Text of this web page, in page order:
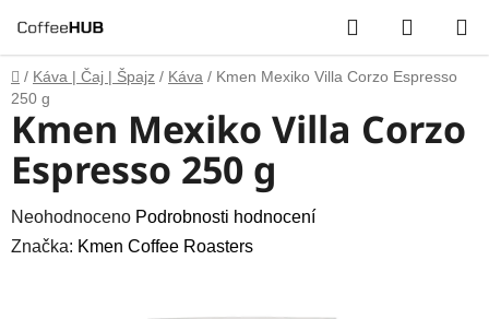
na
obsah
Hledat
KOŠÍK
Domů
/ Káva | Čaj | Špajz / Káva / Kmen Mexiko Villa Corzo Espresso
250 g
Kmen Mexiko Villa Corzo
Espresso 250 g
Průměrné
hodnocení
Neohodnoceno Podrobnosti hodnocení
Značka: Kmen Coffee Roasters